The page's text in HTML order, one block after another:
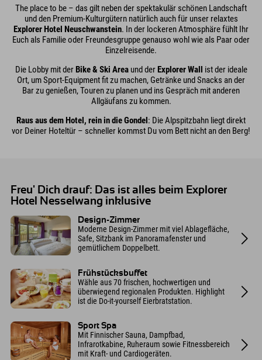
The place to be – das gilt neben der spektakulär schönen Landschaft
und den Premium-Kulturgütern natürlich auch für unser relaxtes
Explorer Hotel Neuschwanstein. In der lockeren Atmosphäre fühlt Ihr
Euch als Familie oder Freundesgruppe genauso wohl wie als Paar oder
Einzelreisende.
Die Lobby mit derBike & Ski Areaund derExplorer Wall ist der ideale
Ort, um Sport-Equipment fit zu machen, Getränke und Snacks an der
Bar zu genießen, Touren zu planen und ins Gespräch mit anderen
Allgäufans zu kommen.
Raus aus dem Hotel, rein in die Gondel: Die Alpspitzbahn liegt direkt
vor Deiner Hoteltür – schneller kommst Du vom Bett nicht an den Berg!
Freu' Dich drauf: Das ist alles beim Explorer
Hotel Nesselwang inklusive
Design-Zimmer
Moderne Design-Zimmer mit viel Ablagefläche,
Safe, Sitzbank im Panoramafenster und
gemütlichem Doppelbett.
Frühstücksbuffet
Wähle aus 70 frischen, hochwertigen und
überwiegend regionalen Produkten. Highlight
ist die Do-it-yourself Eierbratstation.
Sport Spa
Mit Finnischer Sauna, Dampfbad,
Infrarotkabine, Ruheraum sowie Fitnessbereich
mit Kraft- und Cardiogeräten.